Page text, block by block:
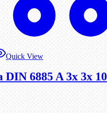
Quick View
6885 A 3x 3x 10